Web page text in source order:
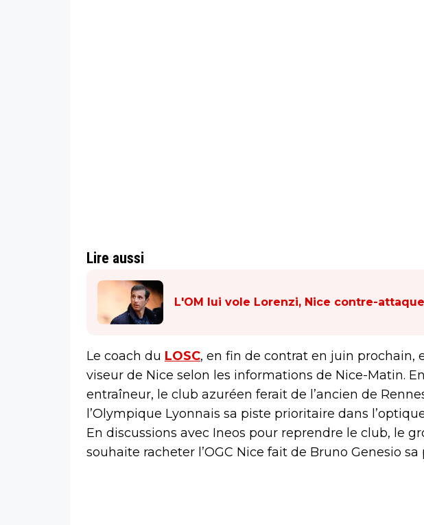
Lire aussi
L'OM lui vole Lorenzi, Nice contre-
Le coach du LOSC, en fin de contrat en juin prochain,
viseur de Nice selon les informations de Nice-Matin.
entraîneur, le club azuréen ferait de l’ancien de
l’Olympique Lyonnais sa piste prioritaire dans
En discussions avec Ineos pour reprendre le club, le
souhaite racheter l’OGC Nice fait de Bruno Genesio sa